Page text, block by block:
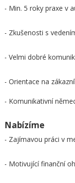
- Min. 5 roky praxe v
- Zkušenosti s
- Velmi dobré
- Orientace na
- Komunikativní
Nabízíme
- Zajímavou práci v
- Motivující finanční